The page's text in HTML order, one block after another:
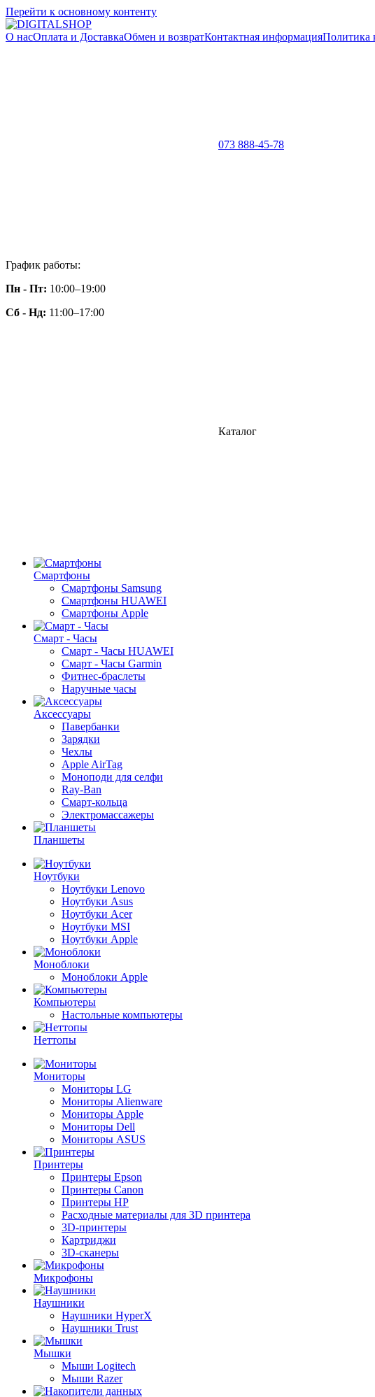
Перейти к основному контенту
О насОплата и ДоставкаОбмен и возвратКонтактная информацияПолитика
073 888-45-78
График работы:
Пн - Пт: 10:00–19:00
Сб - Нд: 11:00–17:00
Каталог
Смартфоны
Смартфоны Samsung
Смартфоны HUAWEI
Смартфоны Apple
Смарт - Часы
Смарт - Часы HUAWEI
Смарт - Часы Garmin
Фитнес-браслеты
Наручные часы
Аксессуары
Павербанки
Зарядки
Чехлы
Apple AirTag
Моноподи для селфи
Ray-Ban
Смарт-кольца
Электромассажеры
Планшеты
Ноутбуки
Ноутбуки Lenovo
Ноутбуки Asus
Ноутбуки Acer
Ноутбуки MSI
Ноутбуки Apple
Моноблоки
Моноблоки Apple
Компьютеры
Настольные компьютеры
Неттопы
Мониторы
Мониторы LG
Мониторы Alienware
Мониторы Apple
Мониторы Dell
Мониторы ASUS
Принтеры
Принтеры Epson
Принтеры Canon
Принтеры HP
Расходные материалы для 3D принтера
3D-принтеры
Картриджи
3D-сканеры
Микрофоны
Наушники
Наушники HyperX
Наушники Trust
Мышки
Мыши Logitech
Мыши Razer